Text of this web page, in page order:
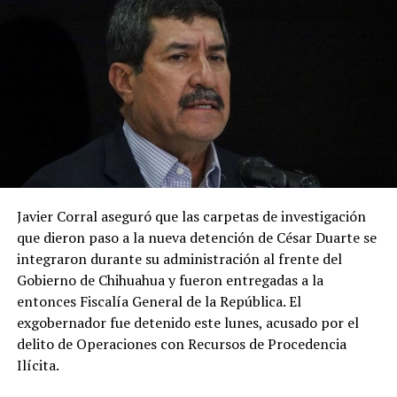
Javier Corral aseguró que las carpetas de investigación
que dieron paso a la nueva detención de César Duarte se
integraron durante su administración al frente del
Gobierno de Chihuahua y fueron entregadas a la
entonces Fiscalía General de la República. El
exgobernador fue detenido este lunes, acusado por el
delito de Operaciones con Recursos de Procedencia
Ilícita.